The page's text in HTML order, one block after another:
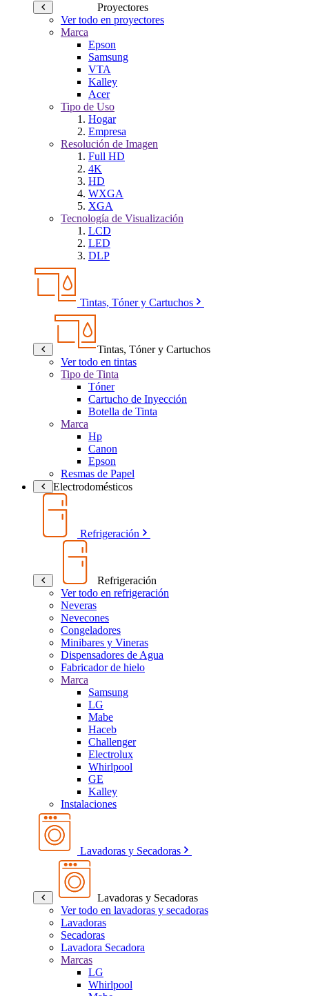
Proyectores
Ver todo en proyectores
Marca
Epson
Samsung
VTA
Kalley
Acer
Tipo de Uso
Hogar
Empresa
Resolución de Imagen
Full HD
4K
HD
WXGA
XGA
Tecnología de Visualización
LCD
LED
DLP
Tintas, Tóner y Cartuchos
Tintas, Tóner y Cartuchos
Ver todo en tintas
Tipo de Tinta
Tóner
Cartucho de Inyección
Botella de Tinta
Marca
Hp
Canon
Epson
Resmas de Papel
Electrodomésticos
Refrigeración
Refrigeración
Ver todo en refrigeración
Neveras
Nevecones
Congeladores
Minibares y Vineras
Dispensadores de Agua
Fabricador de hielo
Marca
Samsung
LG
Mabe
Haceb
Challenger
Electrolux
Whirlpool
GE
Kalley
Instalaciones
Lavadoras y Secadoras
Lavadoras y Secadoras
Ver todo en lavadoras y secadoras
Lavadoras
Secadoras
Lavadora Secadora
Marcas
LG
Whirlpool